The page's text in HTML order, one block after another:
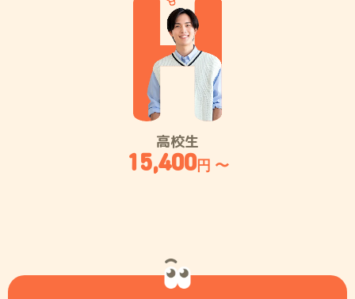
高校生
15,400円 〜